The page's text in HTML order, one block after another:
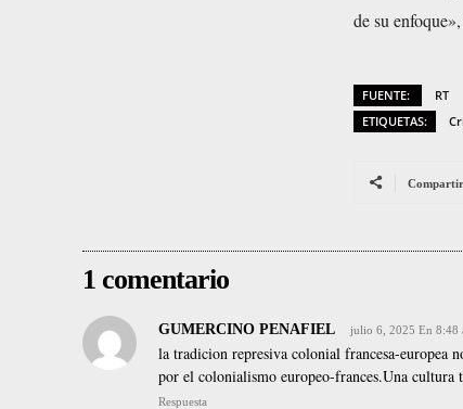
de su
FUENTE:
RT
ETIQUETAS:
Compartir
1 comentario
GUMERCINO PENAFIEL julio 6, 2025 En 8:48
la tradicion represiva colonial francesa-europea
por el colonialismo europeo-frances.Una cultura
Respuesta